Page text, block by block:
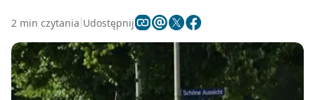
2 min czytania Udostępnij